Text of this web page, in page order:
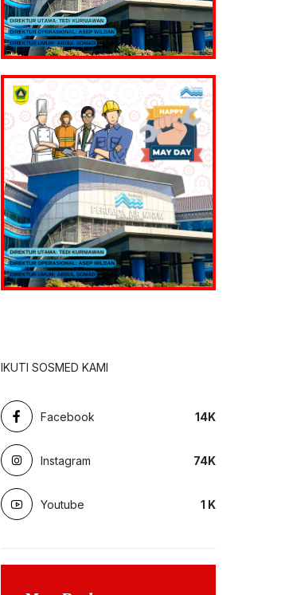
IKUTI SOSMED KAMI
Facebook 14K
Instagram 74K
Youtube 1 K